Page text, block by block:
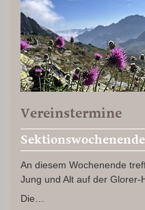
Vereinstermine
An diesem Wochenende
Jung und Alt auf der Glorer-
Die…